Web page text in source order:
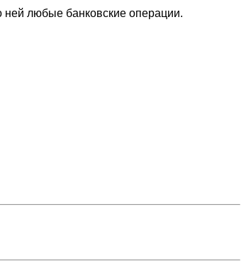
ней любые банковские операции.